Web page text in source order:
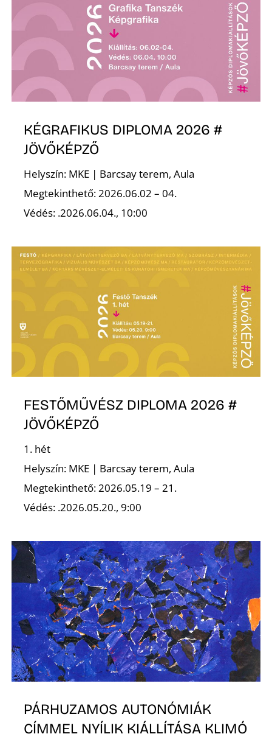
KÉGRAFIKUS DIPLOMA 2026 #
JÖVŐKÉPZŐ
Helyszín: MKE | Barcsay terem, Aula
Megtekinthető: 2026.06.02 – 04.
Védés: .2026.06.04., 10:00
FESTŐMŰVÉSZ DIPLOMA 2026 #
JÖVŐKÉPZŐ
1. hét
Helyszín: MKE | Barcsay terem, Aula
Megtekinthető: 2026.05.19 – 21.
Védés: .2026.05.20., 9:00
PÁRHUZAMOS AUTONÓMIÁK
CÍMMEL NYÍLIK KIÁLLÍTÁSA KLIMÓ